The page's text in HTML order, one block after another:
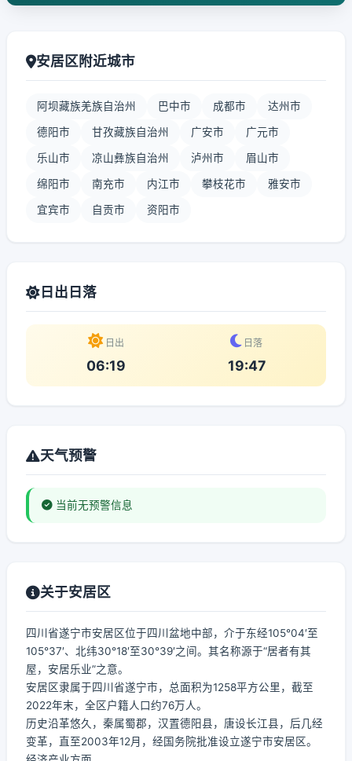
安居区附近城市
阿坝藏族羌族自治州 巴中市 成都市 达州市
德阳市 甘孜藏族自治州 广安市 广元市
乐山市 凉山彝族自治州 泸州市 眉山市
绵阳市 南充市 内江市 攀枝花市 雅安市
宜宾市 自贡市 资阳市
日出日落
日出
06:19
日落
19:47
天气预警
当前无预警信息
关于安居区
四川省遂宁市安居区位于四川盆地中部，介于东经105°04′至
105°37′、北纬30°18′至30°39′之间。其名称源于“居者有其
屋，安居乐业”之意。
安居区隶属于四川省遂宁市，总面积为1258平方公里，截至
2022年末，全区户籍人口约76万人。
历史沿革悠久，秦属蜀郡，汉置德阳县，唐设长江县，后几经
变革，直至2003年12月，经国务院批准设立遂宁市安居区。